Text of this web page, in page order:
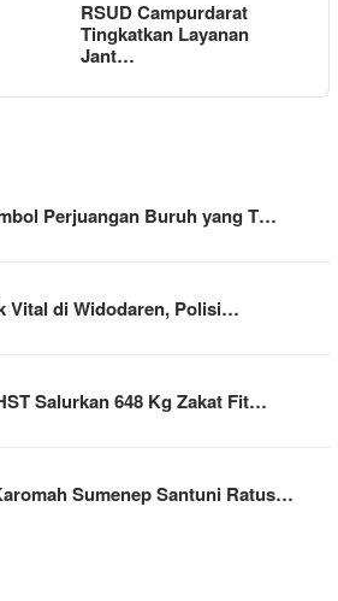
RSUD Campurdarat
Tingkatkan Layanan
Jant…
Perjuangan Buruh yang T…
Vital di Widodaren, Polisi…
Salurkan 648 Kg Zakat Fit…
Sumenep Santuni Ratus…